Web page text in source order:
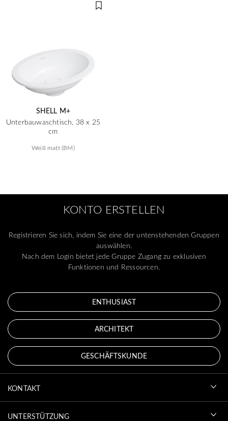
SHELL M+
Unterbauwaschtisch, 38 x 25
cm
Weiß matt (BM)
KONTO ERSTELLEN
Registrieren Sie sich, indem Sie eine der untenstehenden Gruppen
auswählen.
Nach dem Login bietet jede Gruppe Zugang zu exklusiven
Funktionen und Ressourcen.
ENTHUSIAST
ARCHITEKT
GESCHÄFTSKUNDE
KONTAKT
UNTERSTÜTZUNG